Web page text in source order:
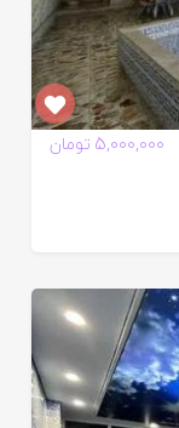
5,000,000 تومان